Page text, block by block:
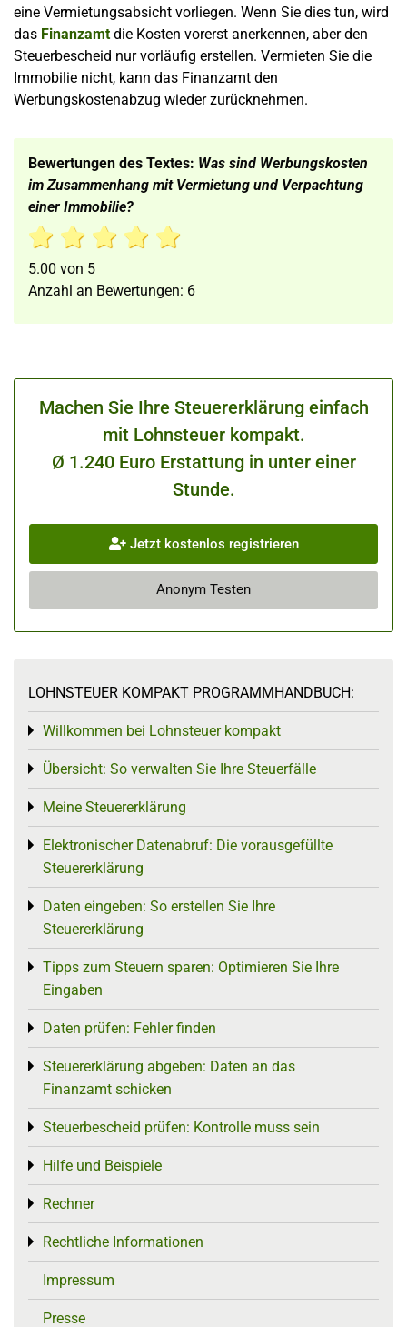
eine Vermietungsabsicht vorliegen. Wenn Sie dies tun, wird
das Finanzamtdie Kosten vorerst anerkennen, aber den
Steuerbescheid nur vorläufig erstellen. Vermieten Sie die
Immobilie nicht, kann das Finanzamt den
Werbungskostenabzug wieder zurücknehmen.
Bewertungen des Textes: Was sind Werbungskosten
im Zusammenhang mit Vermietung und Verpachtung
einer Immobilie?
5.00 von 5
Anzahl an Bewertungen: 6
Machen Sie Ihre Steuererklärung einfach
mit Lohnsteuer kompakt.
Ø 1.240 Euro Erstattung in unter einer
Stunde.
Jetzt kostenlos registrieren
Anonym Testen
LOHNSTEUER KOMPAKT PROGRAMMHANDBUCH:
Willkommen bei Lohnsteuer kompakt
Toggle menu
Übersicht: So verwalten Sie Ihre Steuerfälle
Toggle menu
Meine Steuererklärung
Toggle menu
Elektronischer Datenabruf: Die vorausgefüllte
Steuererklärung
Toggle menu
Daten eingeben: So erstellen Sie Ihre
Steuererklärung
Toggle menu
Tipps zum Steuern sparen: Optimieren Sie Ihre
Eingaben
Toggle menu
Daten prüfen: Fehler finden
Toggle menu
Steuererklärung abgeben: Daten an das
Finanzamt schicken
Toggle menu
Steuerbescheid prüfen: Kontrolle muss sein
Toggle menu
Hilfe und Beispiele
Toggle menu
Rechner
Toggle menu
Rechtliche Informationen
Toggle menu
Impressum
Presse